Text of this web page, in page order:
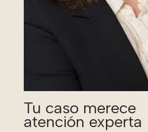
Tu caso merece
atención experta